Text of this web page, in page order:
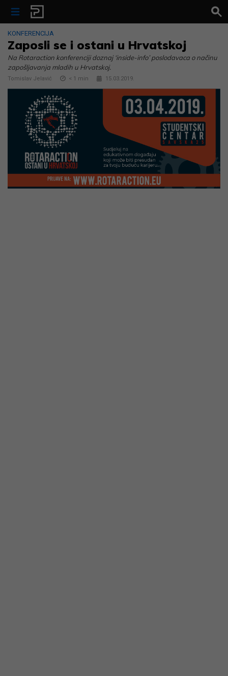
Skip to content
KONFERENCIJA
Zaposli se i ostani u Hrvatskoj
Na Rotaraction konferenciji doznaj ‘inside-info’ poslodavaca o načinu
zapošljavanja mladih u Hrvatskoj.
Tomislav Jelavić < 1 min 15.03.2019.